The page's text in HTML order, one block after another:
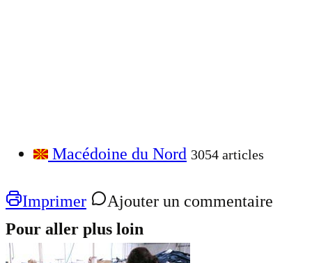
Macédoine du Nord 3054 articles
Imprimer
Ajouter un commentaire
Pour aller plus loin